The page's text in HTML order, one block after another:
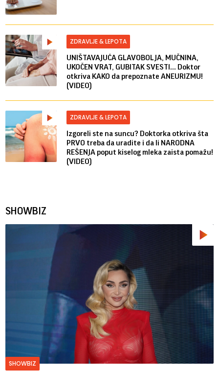
ZDRAVLJE & LEPOTA
UNIŠTAVAJUĆA GLAVOBOLJA, MUČNINA,
UKOČEN VRAT, GUBITAK SVESTI... Doktor
otkriva KAKO da prepoznate ANEURIZMU!
(VIDEO)
ZDRAVLJE & LEPOTA
Izgoreli ste na suncu? Doktorka otkriva šta
PRVO treba da uradite i da li NARODNA
REŠENJA poput kiselog mleka zaista pomažu!
(VIDEO)
SHOWBIZ
SHOWBIZ